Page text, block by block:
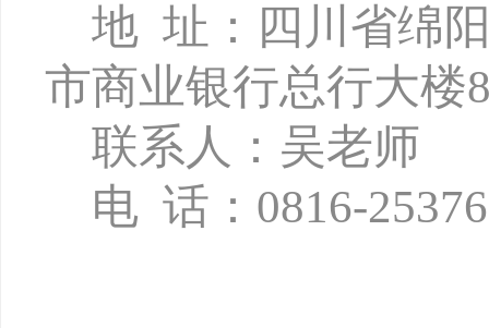
地 址：四川省绵
市商业银行总行大楼
联系人：吴老师
电 话： 0816-